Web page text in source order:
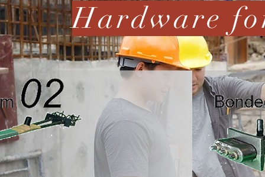
Hardware